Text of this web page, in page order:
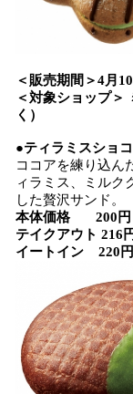
＜販売期間＞4月
＜対象ショップ＞
く）
●ティラミスショ
ココアを練り込ん
ィラミス、ミルク
した贅沢サンド。
本体価格 200円
テイクアウト 216
イートイン 220円